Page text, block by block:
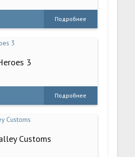
Подробнее
3
Подробнее
Customs